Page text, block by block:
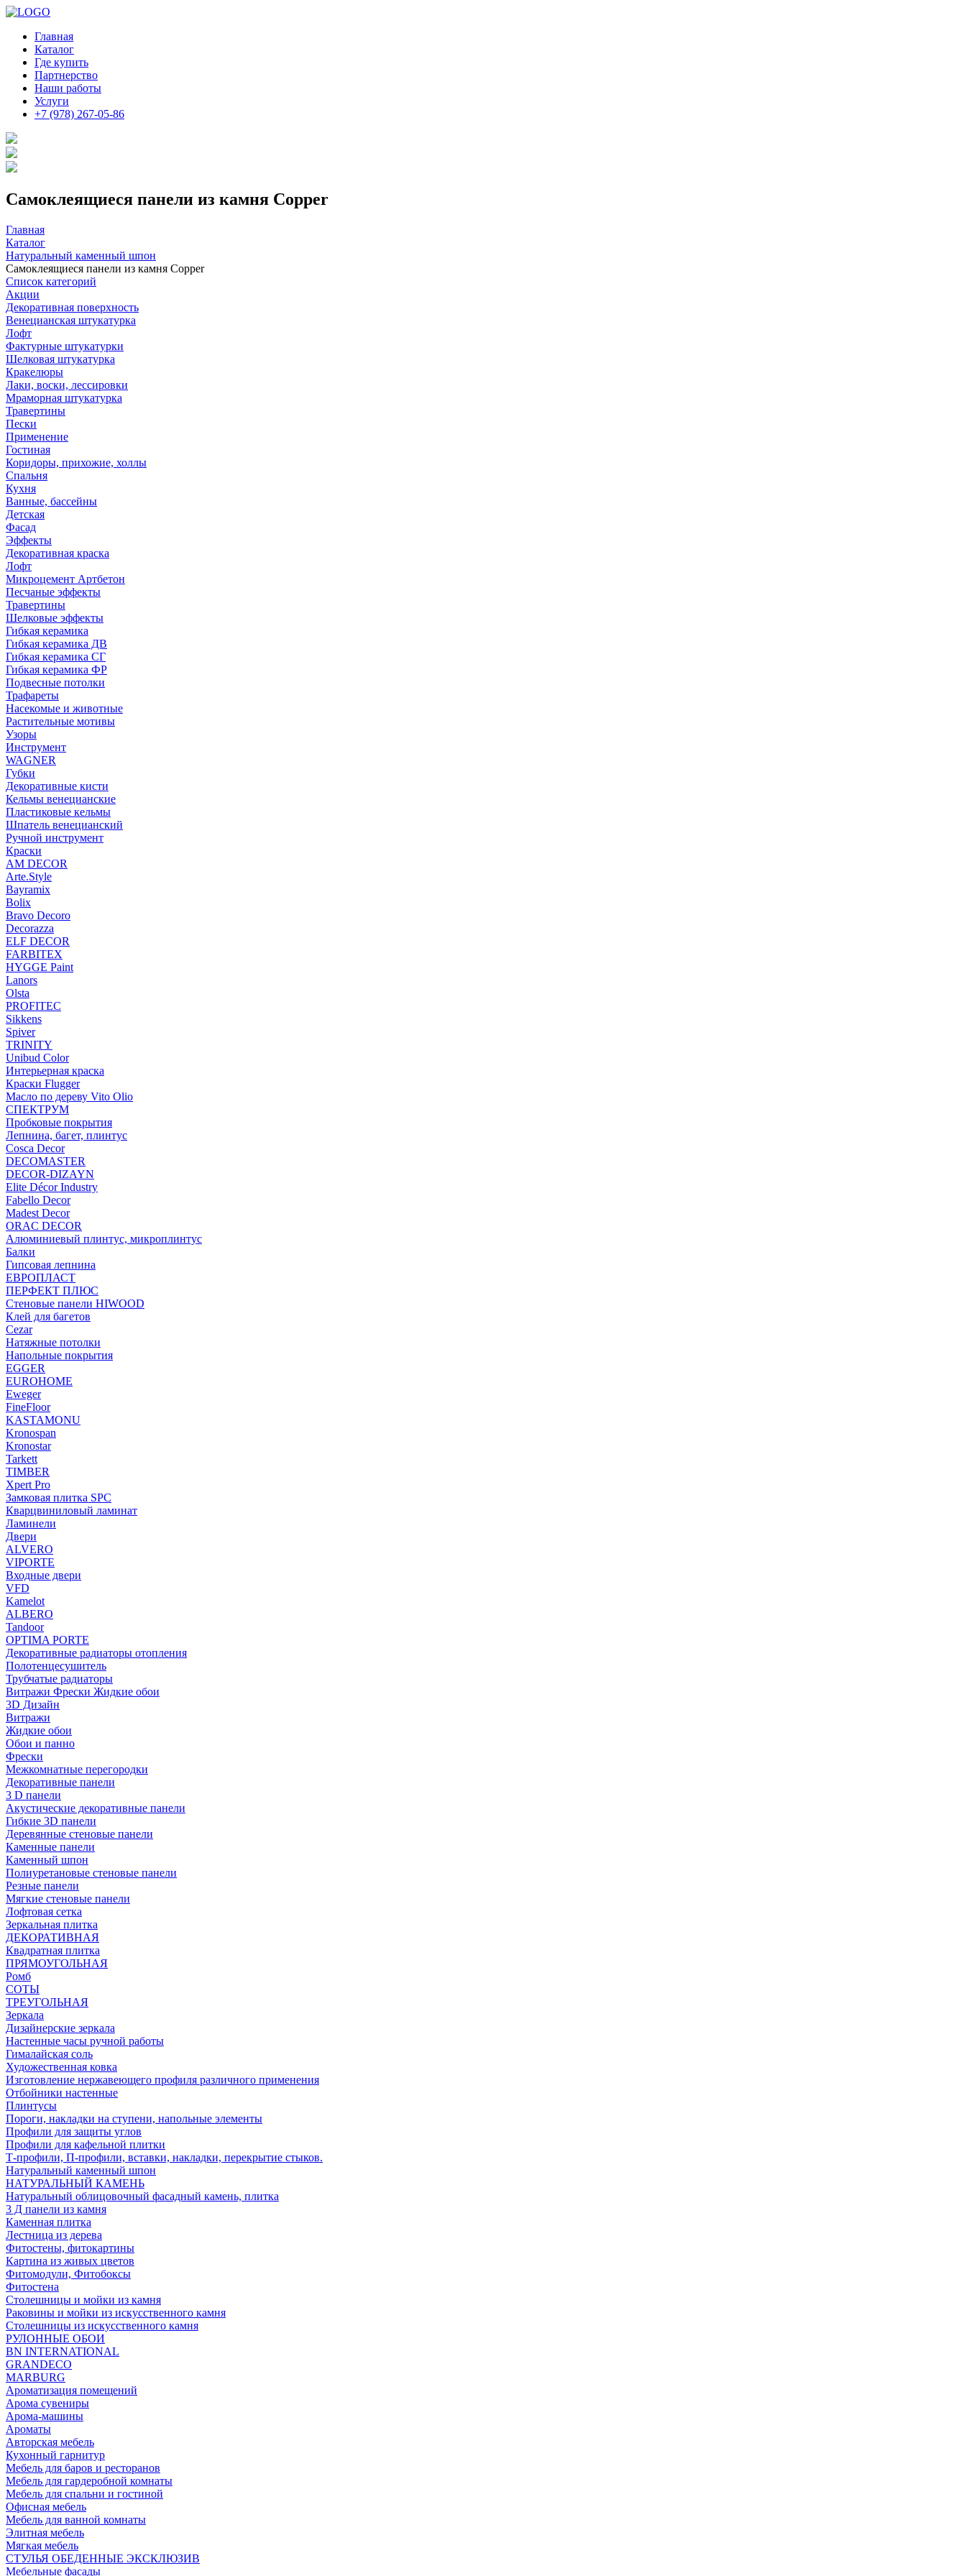
Главная
Каталог
Где купить
Партнерство
Наши работы
Услуги
+7 (978) 267-05-86
Самоклеящиеся панели из камня Copper
Главная
Каталог
Натуральный каменный шпон
Самоклеящиеся панели из камня Copper
Список категорий
Акции
Декоративная поверхность
Венецианская штукатурка
Лофт
Фактурные штукатурки
Шелковая штукатурка
Кракелюры
Лаки, воски, лессировки
Мраморная штукатурка
Травертины
Пески
Применение
Гостиная
Коридоры, прихожие, холлы
Спальня
Кухня
Ванные, бассейны
Детская
Фасад
Эффекты
Декоративная краска
Лофт
Микроцемент Артбетон
Песчаные эффекты
Травертины
Шелковые эффекты
Гибкая керамика
Гибкая керамика ДВ
Гибкая керамика СГ
Гибкая керамика ФР
Подвесные потолки
Трафареты
Насекомые и животные
Растительные мотивы
Узоры
Инструмент
WAGNER
Губки
Декоративные кисти
Кельмы венецианские
Пластиковые кельмы
Шпатель венецианский
Ручной инструмент
Краски
AM DECOR
Arte.Style
Bayramix
Bolix
Bravo Decoro
Decorazza
ELF DECOR
FARBITEX
HYGGE Paint
Lanors
Olsta
PROFITEC
Sikkens
Spiver
TRINITY
Unibud Color
Интерьерная краска
Краски Flugger
Масло по дереву Vito Olio
СПЕКТРУМ
Пробковые покрытия
Лепнина, багет, плинтус
Cosca Decor
DECOMASTER
DECOR-DIZAYN
Elite Décor Industry
Fabello Decor
Madest Decor
ORAC DECOR
Алюминиевый плинтус, микроплинтус
Балки
Гипсовая лепнина
ЕВРОПЛАСТ
ПЕРФЕКТ ПЛЮС
Стеновые панели HIWOOD
Клей для багетов
Cezar
Натяжные потолки
Напольные покрытия
EGGER
EUROHOME
Eweger
FineFloor
KASTAMONU
Kronospan
Kronostar
Tarkett
TIMBER
Xpert Pro
Замковая плитка SPC
Кварцвиниловый ламинат
Ламинели
Двери
ALVERO
VIPORTE
Входные двери
VFD
Kamelot
ALBERO
Tandoor
OPTIMA PORTE
Декоративные радиаторы отопления
Полотенцесушитель
Трубчатые радиаторы
Витражи Фрески Жидкие обои
3D Дизайн
Витражи
Жидкие обои
Обои и панно
Фрески
Межкомнатные перегородки
Декоративные панели
3 D панели
Акустические декоративные панели
Гибкие 3D панели
Деревянные стеновые панели
Каменные панели
Каменный шпон
Полиуретановые стеновые панели
Резные панели
Мягкие стеновые панели
Лофтовая сетка
Зеркальная плитка
ДЕКОРАТИВНАЯ
Квадратная плитка
ПРЯМОУГОЛЬНАЯ
Ромб
СОТЫ
ТРЕУГОЛЬНАЯ
Зеркала
Дизайнерские зеркала
Настенные часы ручной работы
Гималайская соль
Художественная ковка
Изготовление нержавеющего профиля различного применения
Отбойники настенные
Плинтусы
Пороги, накладки на ступени, напольные элементы
Профили для защиты углов
Профили для кафельной плитки
Т-профили, П-профили, вставки, накладки, перекрытие стыков.
Натуральный каменный шпон
НАТУРАЛЬНЫЙ КАМЕНЬ
Натуральный облицовочный фасадный камень, плитка
3 Д панели из камня
Каменная плитка
Лестница из дерева
Фитостены, фитокартины
Картина из живых цветов
Фитомодули, Фитобоксы
Фитостена
Столешницы и мойки из камня
Раковины и мойки из искусственного камня
Столешницы из искусственного камня
РУЛОННЫЕ ОБОИ
BN INTERNATIONAL
GRANDECO
MARBURG
Ароматизация помещений
Арома сувениры
Арома-машины
Ароматы
Авторская мебель
Кухонный гарнитур
Мебель для баров и ресторанов
Мебель для гардеробной комнаты
Мебель для спальни и гостиной
Офисная мебель
Мебель для ванной комнаты
Элитная мебель
Мягкая мебель
СТУЛЬЯ ОБЕДЕННЫЕ ЭКСКЛЮЗИВ
Мебельные фасады